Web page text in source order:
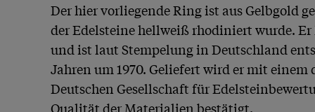
Der hier vorliegende Ring ist aus Gelbgold
der Edelsteine hellweiß rhodiniert wurde. Er
und ist laut Stempelung in Deutschland
Jahren um 1970. Geliefert wird er mit
Deutschen Gesellschaft für
Qualität der Materialien bestätigt.